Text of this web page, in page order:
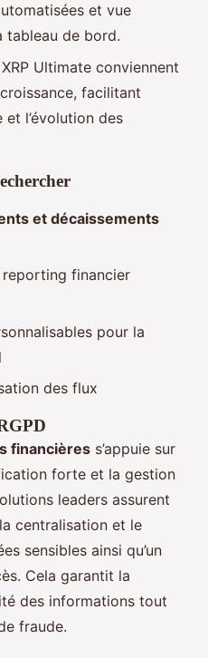
et vue
tableau de bord.
Ultimate conviennent
facilitant
l’évolution des
et décaissements
financier
pour la
des flux
financières s’appuie sur
forte et la gestion
leaders assurent
centralisation et le
sensibles ainsi qu’un
Cela garantit la
des informations tout
fraude.